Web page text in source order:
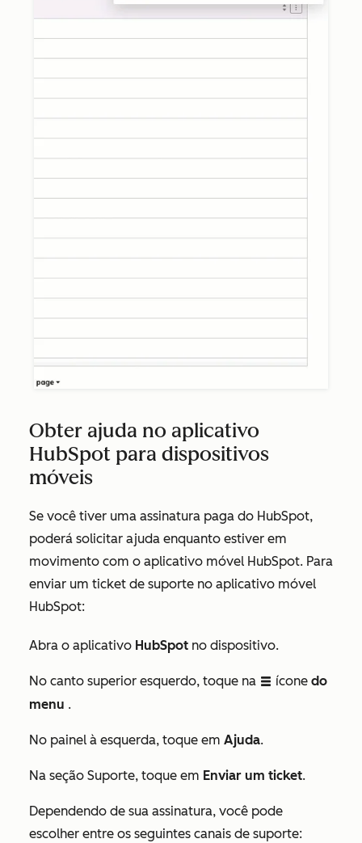
Obter ajuda no aplicativo
HubSpot para dispositivos
móveis
Se você tiver uma assinatura paga do HubSpot,
poderá solicitar ajuda enquanto estiver em
movimento com o aplicativo móvel HubSpot. Para
enviar um ticket de suporte no aplicativo móvel
HubSpot:
Abra o aplicativo HubSpot no dispositivo.
No canto superior esquerdo, toque na listView ícone do
menu .
No painel à esquerda, toque em Ajuda.
Na seção Suporte, toque em Enviar um ticket.
Dependendo de sua assinatura, você pode
escolher entre os seguintes canais de suporte: